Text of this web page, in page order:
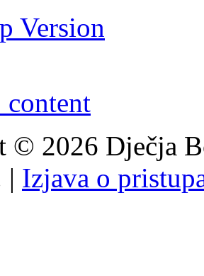
Version
© 2026 Dječja
| Izjava o